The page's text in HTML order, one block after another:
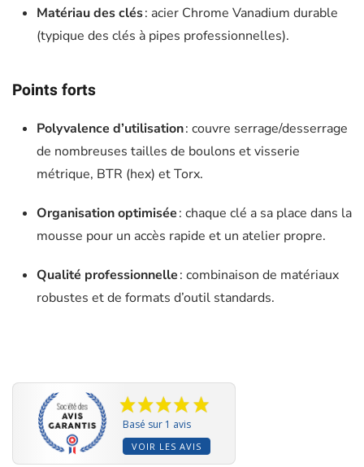
Matériau des clés: acier Chrome Vanadium durable
(typique des clés à pipes professionnelles).
Points forts
Polyvalence d’utilisation: couvre serrage/desserrage
de nombreuses tailles de boulons et visserie
métrique, BTR (hex) et Torx.
Organisation optimisée: chaque clé a sa place dans la
mousse pour un accès rapide et un atelier propre.
Qualité professionnelle: combinaison de matériaux
robustes et de formats d’outil standards.
Basé sur 1 avis
VOIR LES AVIS